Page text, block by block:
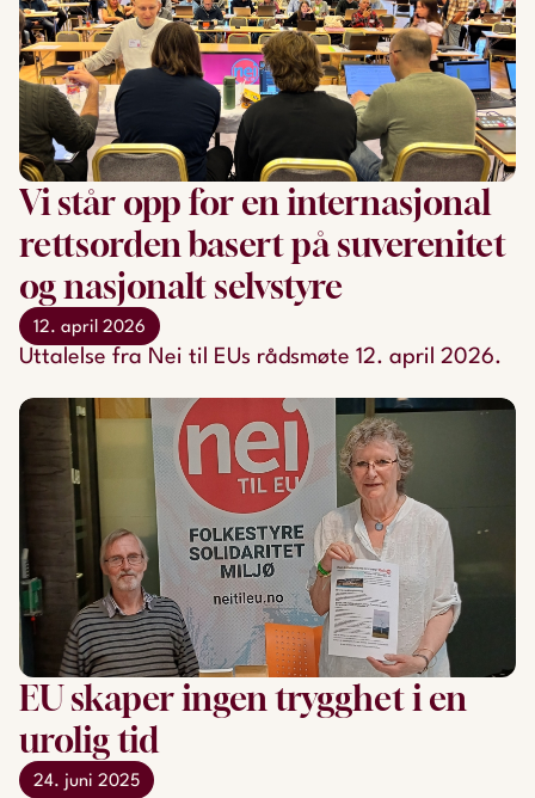
Vi står opp for en internasjonal
rettsorden basert på suverenitet
og nasjonalt selvstyre
12. april 2026
Uttalelse fra Nei til EUs rådsmøte 12. april 2026.
EU skaper ingen trygghet i en
urolig tid
24. juni 2025